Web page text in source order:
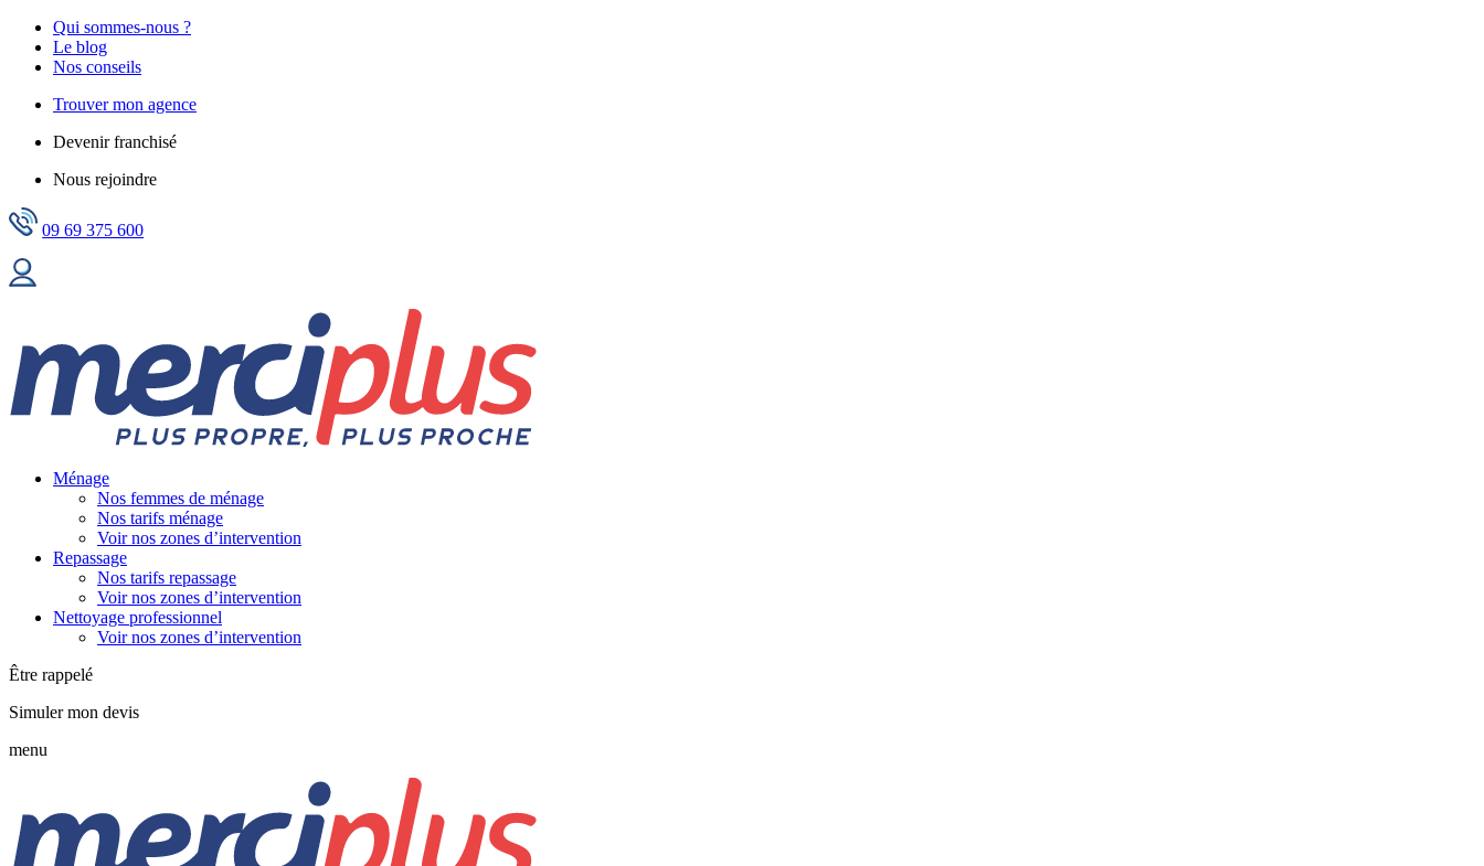
Qui sommes-nous ?
Le blog
Nos conseils
Trouver mon agence
Devenir franchisé
Nous rejoindre
09 69 375 600
Ménage
Nos femmes de ménage
Nos tarifs ménage
Voir nos zones d’intervention
Repassage
Nos tarifs repassage
Voir nos zones d’intervention
Nettoyage professionnel
Voir nos zones d’intervention
Être rappelé
Simuler mon devis
menu